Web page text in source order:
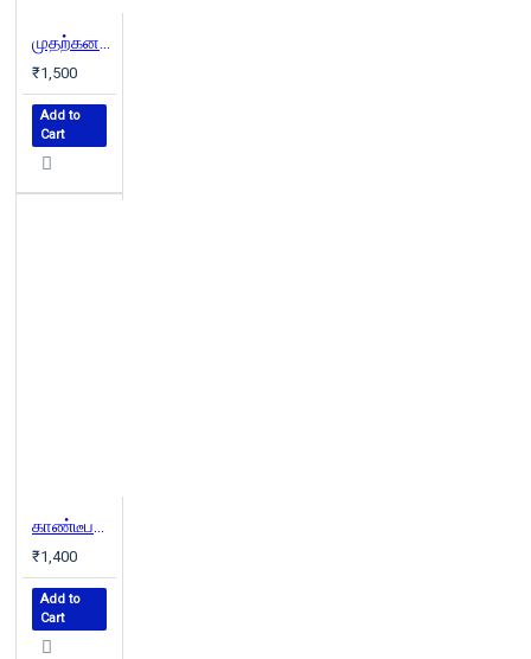
முதற்கனல் (வெண்முரசு நாவல்-01)
₹1,500
Add to
Cart
காண்டீபம் (வெண்முரசு நாவல்-08)
₹1,400
Add to
Cart